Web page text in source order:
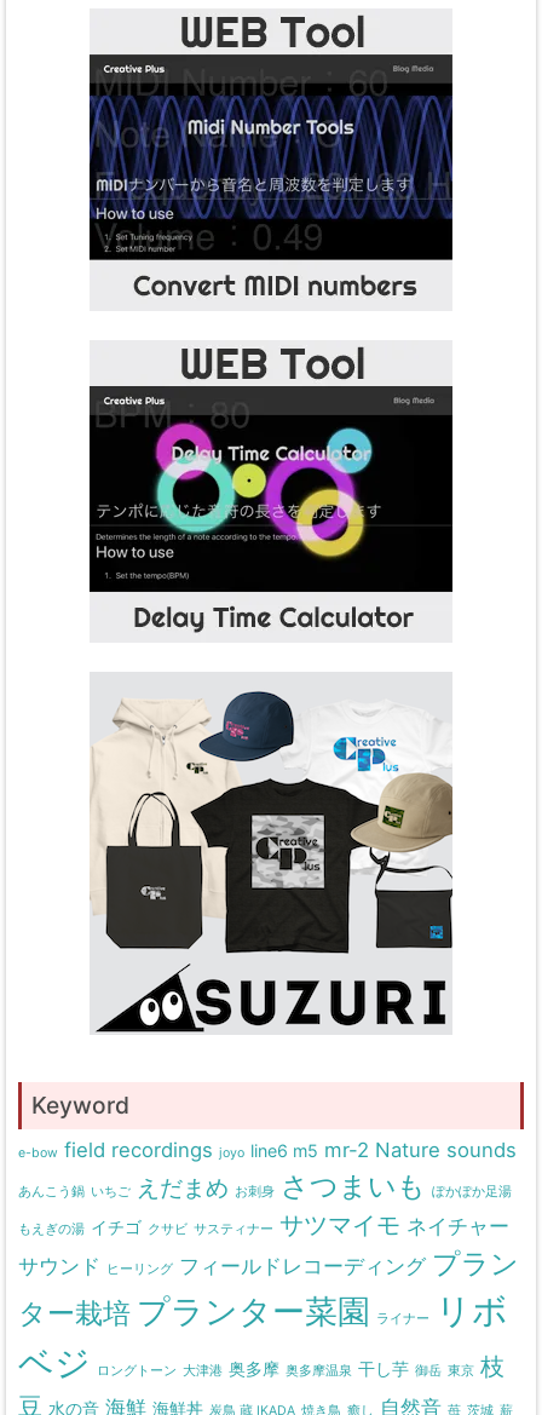
Keyword
e-bow field recordings joyo line6 m5 mr-2 Nature sounds
あんこう鍋 いちご えだまめ お刺身 さつまいも ぽかぽか足湯
もえぎの湯 イチゴ クサビ サスティナー サツマイモ ネイチャー
サウンド
ヒーリング フィールドレコーディング プラン
ター栽培 プランター菜園 ライナー
リボ
ベジ
ロングトーン 大津港 奥多摩 奥多摩温泉 干し芋 御岳 東京 枝
豆 水の音 海鮮 海鮮丼 炭鳥 蔵 IKADA 焼き鳥 癒し 自然音 苺 茨城 薪